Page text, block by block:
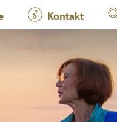
Kontakt